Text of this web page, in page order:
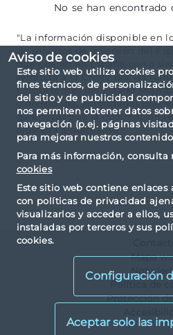
Aviso de cookies
Este sitio web utiliza cookies
fines técnicos, de
del sitio y de publicidad
nos permiten obtener datos
navegación (p.ej. páginas
para mejorar nuestros
Para más información, consulta
cookies
Este sitio web contiene enlaces
con políticas de privacidad
visualizarlos y acceder a ellos,
instaladas por terceros y sus
cookies.
Configuración
No se han encontrado
"La información disponible en
de servicios de inversión del
que operan en España con o
remitida a la CNMV por las
Competentes del Estado
corresponda, autoridades que
garantizar que la información
ajustada a normativa."
Mapa
Nota
Política de
Protección